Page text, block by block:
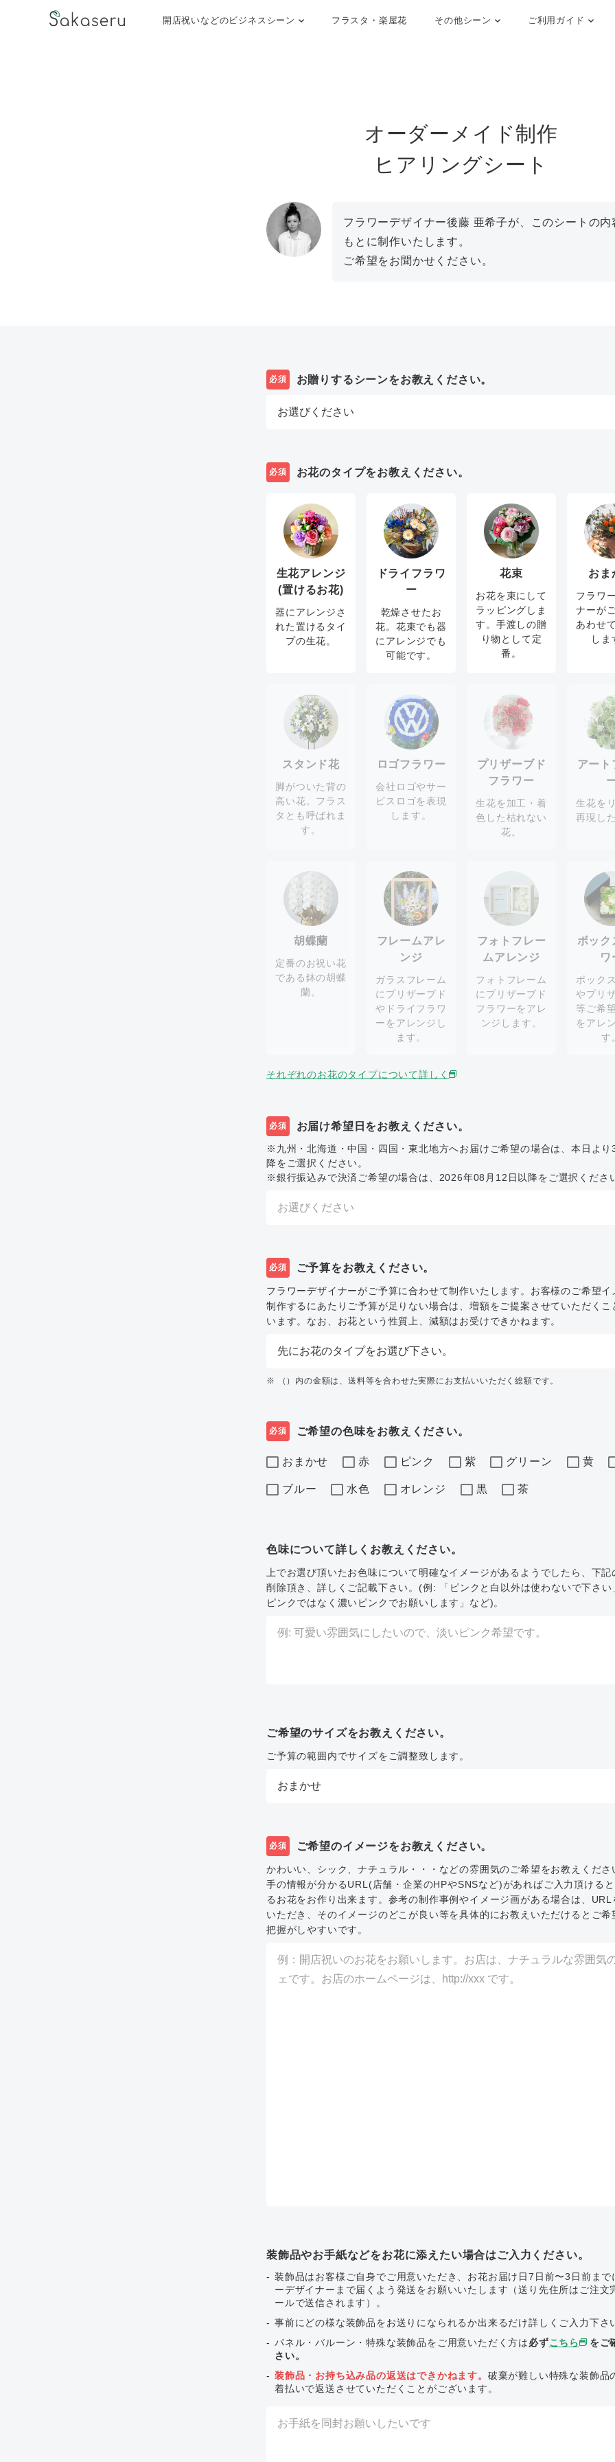
開店祝いなどのビジネスシーン フラスタ・楽屋花 その他シーン ご利用ガイド
オーダーメイド制作
ヒアリングシート
フラワーデザイナー後藤 亜希子が、このシートの内
もとに制作いたします。
ご希望をお聞かせください。
必須 お贈りするシーンをお教えください。
必須 お花のタイプをお教えください。
生花アレンジ
(置けるお花)
器にアレンジさ
れた置けるタイ
プの生花。
ドライフラワ
ー
乾燥させたお
花。花束でも器
にアレンジでも
可能です。
花束
お花を束にして
ラッピングしま
す。手渡しの贈
り物として定
番。
おま
フラワ
ナーが
あわせ
しま
スタンド花
脚がついた背の
高い花。フラス
タとも呼ばれま
す。
ロゴフラワー
会社ロゴやサー
ビスロゴを表現
します。
プリザーブド
フラワー
生花を加工・着
色した枯れない
花。
アート
生花を
再現し
胡蝶蘭
定番のお祝い花
である鉢の胡蝶
蘭。
フレームアレ
ンジ
ガラスフレーム
にプリザーブド
やドライフラワ
ーをアレンジし
ます。
フォトフレー
ムアレンジ
フォトフレーム
にプリザーブド
フラワーをアレ
ンジします。
ボック
ワ
ボック
やプリ
等ご希
をアレ
す
それぞれのお花のタイプについて詳しく
必須 お届け希望日をお教えください。
※九州・北海道・中国・四国・東北地方へお届けご希望の場合は、本日より
降をご選択ください。
※銀行振込みで決済ご希望の場合は、2026年08月12日以降をご選択くださ
必須 ご予算をお教えください。
フラワーデザイナーがご予算に合わせて制作いたします。お客様のご希望イ
制作するにあたりご予算が足りない場合は、増額をご提案させていただくこ
います。なお、お花という性質上、減額はお受けできかねます。
※ （）内の金額は、送料等を合わせた実際にお支払いいただく総額です。
必須 ご希望の色味をお教えください。
おまかせ 赤 ピンク 紫 グリーン 黄
ブルー 水色 オレンジ 黒 茶
色味について詳しくお教えください。
上でお選び頂いたお色味について明確なイメージがあるようでしたら、下記
削除頂き、詳しくご記載下さい。(例: 「ピンクと白以外は使わないで下さい
ピンクではなく濃いピンクでお願いします」など)。
ご希望のサイズをお教えください。
ご予算の範囲内でサイズをご調整致します。
必須 ご希望のイメージをお教えください。
かわいい、シック、ナチュラル・・・などの雰囲気のご希望をお教えくださ
手の情報が分かるURL(店舗・企業のHPやSNSなど)があればご入力頂ける
るお花をお作り出来ます。参考の制作事例やイメージ画がある場合は、URL
いただき、そのイメージのどこが良い等を具体的にお教えいただけるとご希
把握がしやすいです。
装飾品やお手紙などをお花に添えたい場合はご入力ください。
装飾品はお客様ご自身でご用意いただき、お花お届け日7日前〜3日前まで
ーデザイナーまで届くよう発送をお願いいたします（送り先住所はご注文
ールで送信されます）。
事前にどの様な装飾品をお送りになられるか出来るだけ詳しくご入力下さ
パネル・バルーン・特殊な装飾品をご用意いただく方は必ずこちら
をご
さい。
装飾品・お持ち込み品の返送はできかねます。 破棄が難しい特殊な装飾品
着払いで返送させていただくことがございます。